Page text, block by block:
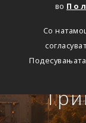
во
Со
Сѐ
Совет,
Oнлајн